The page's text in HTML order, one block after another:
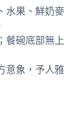
水果、鮮奶麥
餐碗底部無上
意象，予人雅